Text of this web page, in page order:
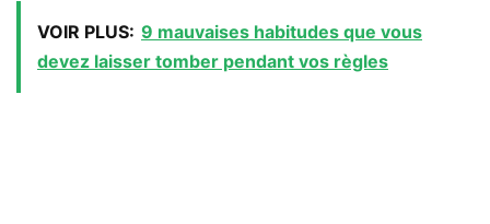
VOIR PLUS: 9 mauvaises habitudes que vous
devez laisser tomber pendant vos règles